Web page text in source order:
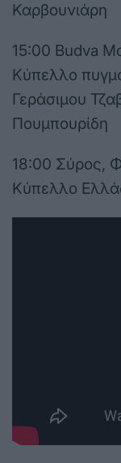
Καρβουνιάρη
15:00 Budva
Κύπελλο
Γεράσιμου
Πουμπουρίδη
18:00 Σύρος,
Κύπελλο